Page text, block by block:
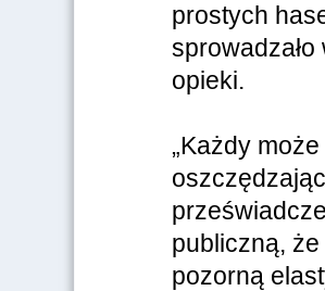
prostych
opieki.
„Każdy
publiczną,
pozorną